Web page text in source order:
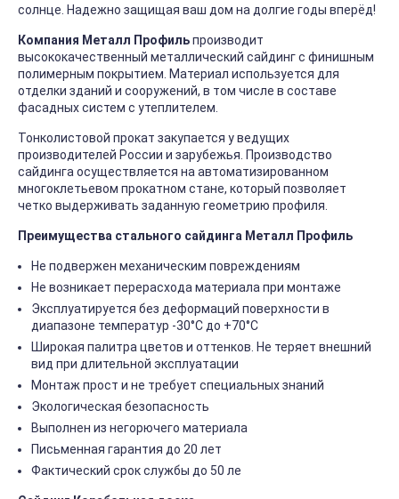
солнце. Надежно защищая ваш дом на долгие годы вперёд!
Компания Металл Профильпроизводит
высококачественный металлический сайдинг с финишным
полимерным покрытием. Материал используется для
отделки зданий и сооружений, в том числе в составе
фасадных систем с утеплителем.
Тонколистовой прокат закупается у ведущих
производителей России и зарубежья. Производство
сайдинга осуществляется на автоматизированном
многоклетьевом прокатном стане, который позволяет
четко выдерживать заданную геометрию профиля.
Преимущества стального сайдинга Металл Профиль
Не подвержен механическим повреждениям
Не возникает перерасхода материала при монтаже
Эксплуатируется без деформаций поверхности в
диапазоне температур -30°C до +70°C
Широкая палитра цветов и оттенков. Не теряет внешний
вид при длительной эксплуатации
Монтаж прост и не требует специальных знаний
Экологическая безопасность
Выполнен из негорючего материала
Письменная гарантия до 20 лет
Фактический срок службы до 50 ле